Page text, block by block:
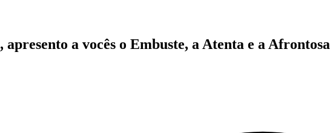
a vocês o Embuste, a Atenta e a Afrontosa